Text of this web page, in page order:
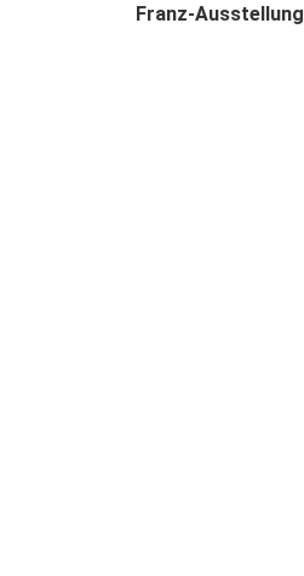
Franz-Ausstellung